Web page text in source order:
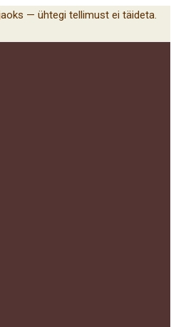
— ühtegi tellimust ei täideta.
Menu
Toggle
Menu
Toggle
Menu
Toggle